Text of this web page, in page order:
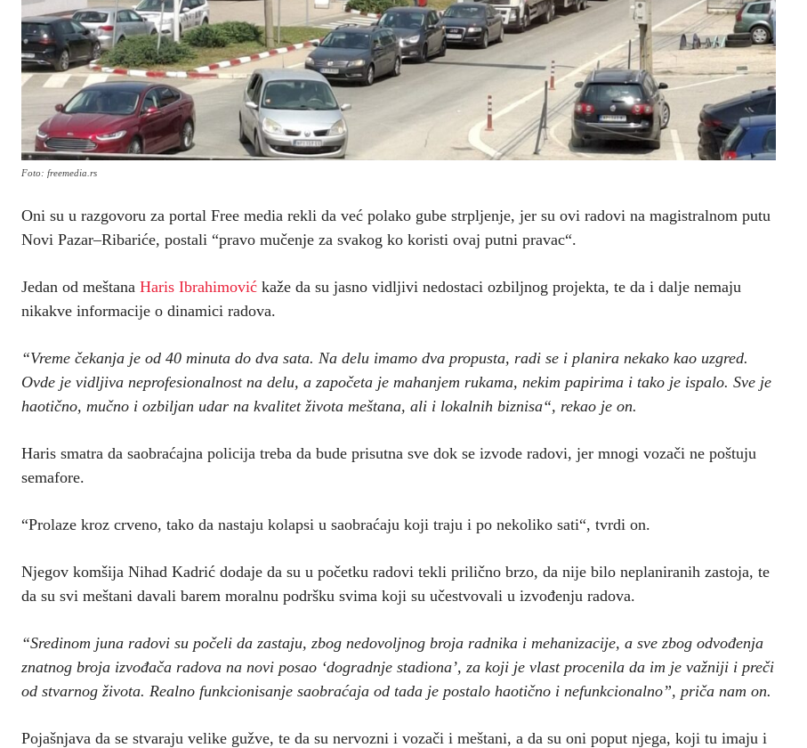
Foto: freemedia.rs
Oni su u razgovoru za portal Free media rekli da već polako gube strpljenje, jer su ovi radovi na magistralnom putu
Novi Pazar–Ribariće, postali “pravo mučenje za svakog ko koristi ovaj putni pravac“.
Jedan od meštana Haris Ibrahimović kaže da su jasno vidljivi nedostaci ozbiljnog projekta, te da i dalje nemaju
nikakve informacije o dinamici radova.
“Vreme čekanja je od 40 minuta do dva sata. Na delu imamo dva propusta, radi se i planira nekako kao uzgred.
Ovde je vidljiva neprofesionalnost na delu, a započeta je mahanjem rukama, nekim papirima i tako je ispalo. Sve je
haotično, mučno i ozbiljan udar na kvalitet života meštana, ali i lokalnih biznisa“, rekao je on.
Haris smatra da saobraćajna policija treba da bude prisutna sve dok se izvode radovi, jer mnogi vozači ne poštuju
semafore.
“Prolaze kroz crveno, tako da nastaju kolapsi u saobraćaju koji traju i po nekoliko sati“, tvrdi on.
Njegov komšija Nihad Kadrić dodaje da su u početku radovi tekli prilično brzo, da nije bilo neplaniranih zastoja, te
da su svi meštani davali barem moralnu podršku svima koji su učestvovali u izvođenju radova.
“Sredinom juna radovi su počeli da zastaju, zbog nedovoljnog broja radnika i mehanizacije, a sve zbog odvođenja
znatnog broja izvođača radova na novi posao ‘dogradnje stadiona’, za koji je vlast procenila da im je važniji i preči
od stvarnog života. Realno funkcionisanje saobraćaja od tada je postalo haotično i nefunkcionalno”, priča nam on.
Pojašnjava da se stvaraju velike gužve, te da su nervozni i vozači i meštani, a da su oni poput njega, koji tu imaju i